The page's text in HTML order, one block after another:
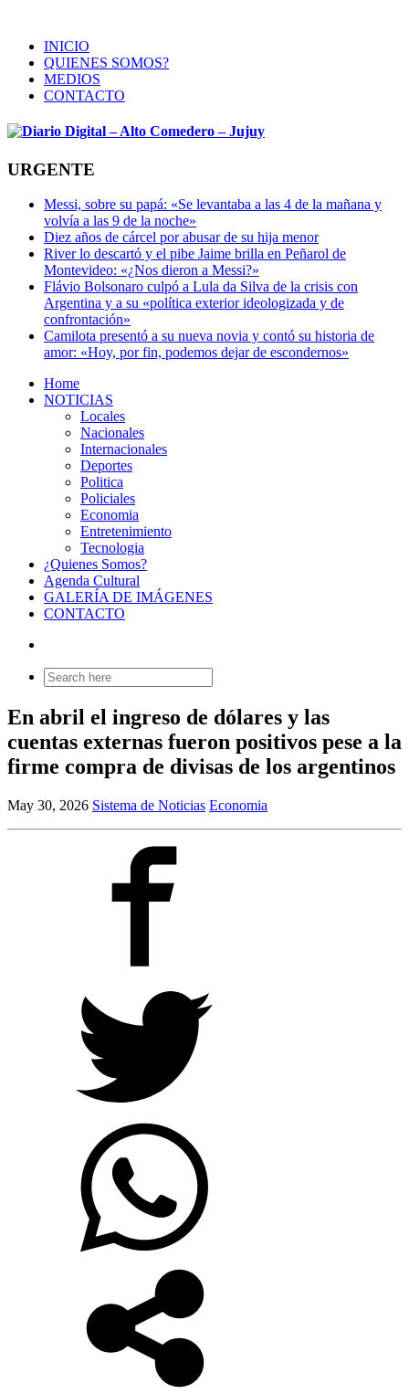
INICIO
QUIENES SOMOS?
MEDIOS
CONTACTO
URGENTE
Messi, sobre su papá: «Se levantaba a las 4 de la mañana y
volvía a las 9 de la noche»
Diez años de cárcel por abusar de su hija menor
River lo descartó y el pibe Jaime brilla en Peñarol de
Montevideo: «¿Nos dieron a Messi?»
Flávio Bolsonaro culpó a Lula da Silva de la crisis con
Argentina y a su «política exterior ideologizada y de
confrontación»
Camilota presentó a su nueva novia y contó su historia de
amor: «Hoy, por fin, podemos dejar de escondernos»
Home
NOTICIAS
Locales
Nacionales
Internacionales
Deportes
Politica
Policiales
Economia
Entretenimiento
Tecnologia
¿Quienes Somos?
Agenda Cultural
GALERÍA DE IMÁGENES
CONTACTO
Search
for:
En abril el ingreso de dólares y las
cuentas externas fueron positivos pese a la
firme compra de divisas de los argentinos
May 30, 2026 Sistema de Noticias Economia